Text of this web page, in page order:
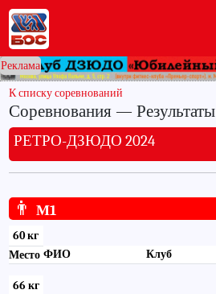
Реклама
К списку соревнований
Соревнования — Результаты
РЕТРО-ДЗЮДО 2024
👨 М1
60 кг
Место ФИО Клуб
66 кг